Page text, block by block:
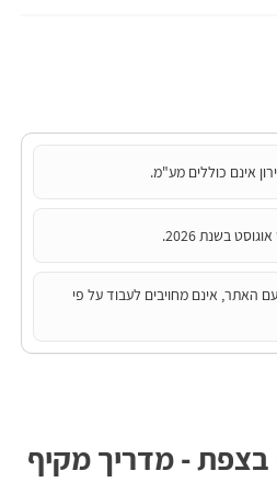
אינם כוללים מע"מ.
בשנת 2026.
האתר, אינם מחויבים לעבוד על פי
בצפת - מדריך מקיף